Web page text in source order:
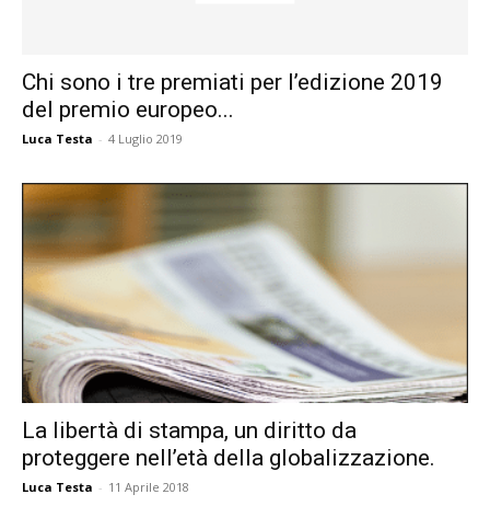
Chi sono i tre premiati per l’edizione 2019
del premio europeo...
Luca Testa - 4 Luglio 2019
La libertà di stampa, un diritto da
proteggere nell’età della globalizzazione.
Luca Testa - 11 Aprile 2018